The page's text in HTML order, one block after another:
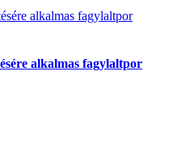
alkalmas fagylaltpor